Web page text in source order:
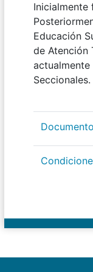
Inicialmente
Educación
de Atención
Seccionales.